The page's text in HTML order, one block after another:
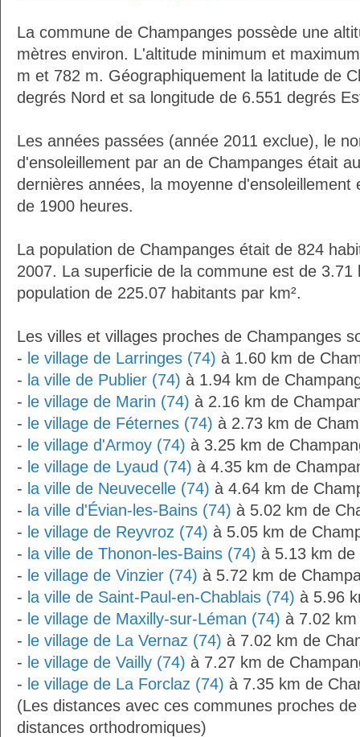
La commune de Champanges possède une
mètres environ. L'altitude minimum et
m et 782 m. Géographiquement la latitude de
degrés Nord et sa longitude de 6.551 degrés
Les années passées (année 2011 exclue), le
d'ensoleillement par an de Champanges était
dernières années, la moyenne d'ensoleillement
de 1900 heures.
La population de Champanges était de 824
2007. La superficie de la commune est de 3.71
population de 225.07 habitants par km².
Les villes et villages proches de Champanges
- le village de Larringes (74) à 1.60 km de
- la ville de Publier (74) à 1.94 km de
- le village de Marin (74) à 2.16 km de
- le village de Féternes (74) à 2.73 km de
- le village d'Armoy (74) à 3.25 km de
- le village de Lyaud (74) à 4.35 km de
- la ville de Neuvecelle (74) à 4.64 km de
- la ville d'Évian-les-Bains (74) à 5.02 km de
- le village de Reyvroz (74) à 5.05 km de
- la ville de Thonon-les-Bains (74) à 5.13 km de
- le village de Vinzier (74) à 5.72 km de
- la ville de Saint-Paul-en-Chablais (74) à 5.96
- le village de Maxilly-sur-Léman (74) à 7.02
- le village de La Vernaz (74) à 7.02 km de
- le village de Vailly (74) à 7.27 km de
- le village de La Forclaz (74) à 7.35 km de
(Les distances avec ces communes proches
distances orthodromiques)